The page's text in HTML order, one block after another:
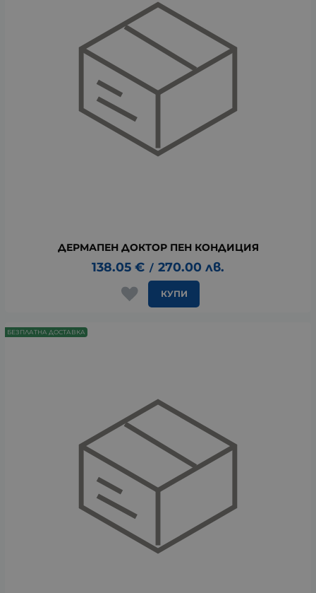
ДЕРМАПЕН ДОКТОР ПЕН КОНДИЦИЯ
138.05 € / 270.00 лв.
КУПИ
БЕЗПЛАТНА ДОСТАВКА